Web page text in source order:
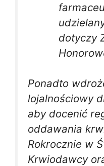
dotyczy
Ponadto
lojalnościowy
aby docenić
oddawania
Rokrocznie w
Krwiodawcy